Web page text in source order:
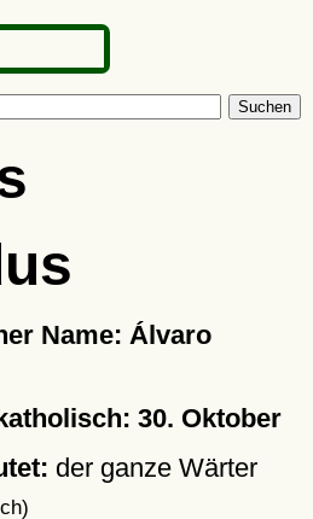
Suchen
Name: Álvaro
30. Oktober
der ganze Wärter